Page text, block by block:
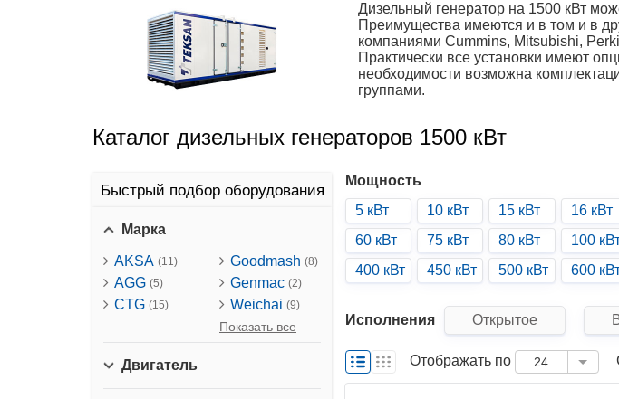
Дизельный генератор на 1500 кВт
Преимущества имеются и в том и в
компаниями Cummins, Mitsubishi,
Практически все установки имеют
необходимости возможна
группами.
Каталог дизельных генераторов 1500 кВт
Быстрый подбор оборудования
Марка
AKSA (11)
AGG (5)
CTG (15)
Goodmash (8)
Genmac (2)
Weichai (9)
Показать все
Двигатель
Мощность
5 кВт
10 кВт 15 кВт 16 кВт
60 кВт
75 кВт 80 кВт 100
400 кВт
450 кВт 500 кВт 600
Исполнения Открытое
Отображать по 24